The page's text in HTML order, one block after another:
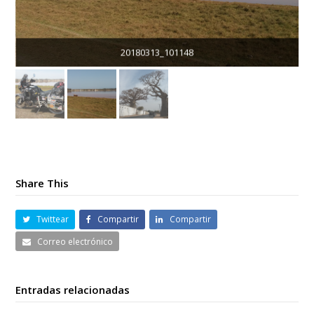
20180313_101148
Share This
Twittear Compartir
Compartir
Correo electrónico
Entradas relacionadas